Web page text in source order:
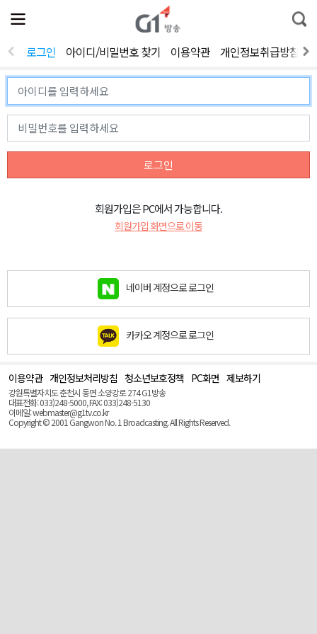
전
체
뉴
열
통
합
색
로그인 아이디/비밀번호 찾기 이용약관 개인정보취급방침
로그인
회원가입은 PC에서 가능합니다.
회원가입 화면으로 이동
네이버 계정으로 로그인
카카오 계정으로 로그인
이용약관 개인정보처리방침 청소년보호정책 PC화면 제보하기
강원특별자치도 춘천시 동면 소양강로 274 G1방송
대표전화: 033)248-5000, FAX: 033)248-5130
이메일: webmaster@g1tv.co.kr
Copyright © 2001 Gangwon No. 1 Broadcasting. All Rights Reserved.